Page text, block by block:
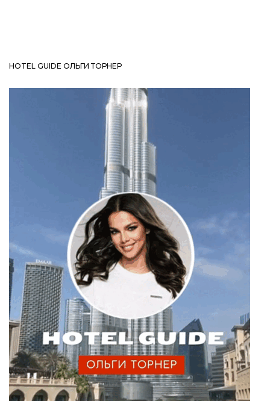
HOTEL GUIDE ОЛЬГИ ТОРНЕР